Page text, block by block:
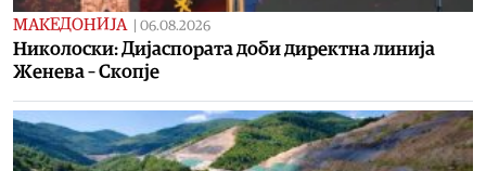
МАКЕДОНИЈА 06.08.2026
Николоски: Дијаспората доби директна линија
Женева – Скопје